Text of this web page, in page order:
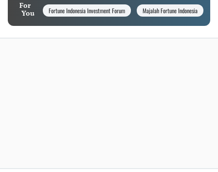
For
You
Fortune Indonesia Investment Forum Majalah Fortune Indonesia